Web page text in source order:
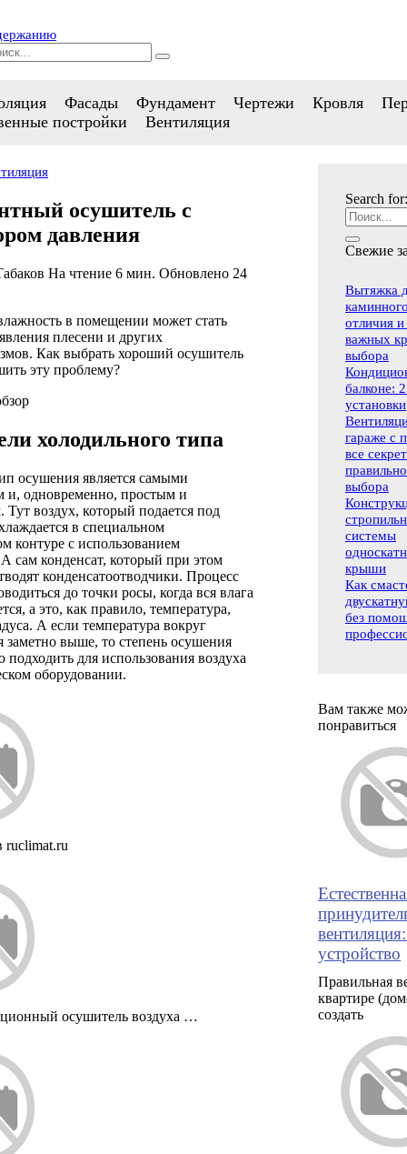
Фасады Фундамент Чертежи Кровля
постройки
Вентиляция
осушитель с
давления
На чтение 6 мин. Обновлено 24
в помещении может стать
плесени и других
Как выбрать хороший осушитель
эту проблему?
холодильного типа
осушения является самыми
и, одновременно, простым и
Тут воздух, который подается под
в специальном
контуре с использованием
А сам конденсат, который при этом
конденсатоотводчики. Процесс
до точки росы, когда вся влага
а это, как правило, температура,
А если температура вокруг
заметно выше, то степень осушения
подходить для использования воздуха
оборудовании.
ruclimat.ru
осушитель воздуха …
Search for:
Свежие
Вытяжка
отличия и
важных
выбора
балконе:
установки
гараже с
все
выбора
системы
крыши
Как
без
Вам также
понравиться
устройство
Правильная
квартире
создать